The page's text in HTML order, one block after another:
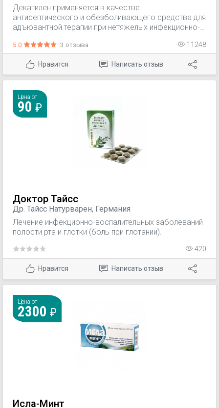
Декатилен применяется в качестве
антисептического и обезболивающего средства для
адъювантной терапии при нетяжелых инфекционно-
(гингивит, рецидивирующий афтозный стоматит,
фарингит, тонзиллит и кандидозный стоматит). При
бактериальной инфекции, сопровождающейся
сильной болью в горле, лихорадкой и ухудшением
антибиотикотерапия по назначению врача.
5.0 3 отзыва 11248
Нравится Написать отзыв
Цена от
90
Доктор Тайсс
Др. Тайсс Натурварен, Германия
Лечение инфекционно-воспалительных заболеваний
полости рта и глотки (боль при глотании).
420
Нравится Написать отзыв
Цена от
2300
Исла-Минт